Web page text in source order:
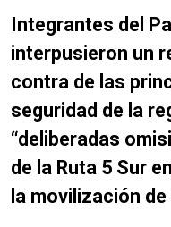
Integrantes del
interpusieron un
contra de las
seguridad de la
“deliberadas
de la Ruta 5 Sur
la movilización